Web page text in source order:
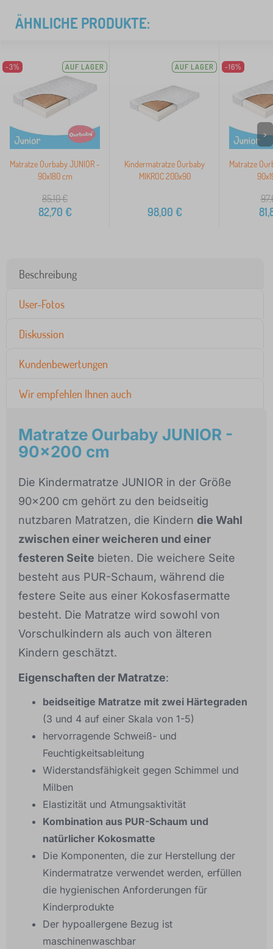
ÄHNLICHE PRODUKTE:
-3% AUF LAGER
Matratze Ourbaby JUNIOR -
90x180 cm
85,10€
82,70 €
AUF LAGER
Kindermatratze Ourbaby
MIKROC 200x90
98,00 €
-16%
Matratze
>
Beschreibung
User-Fotos
Diskussion
Kundenbewertungen
Wir empfehlen Ihnen auch
Matratze Ourbaby JUNIOR -
90x200 cm
Die Kindermatratze JUNIOR in der Größe
90x200 cm gehört zu den beidseitig
nutzbaren Matratzen, die Kindern die Wahl
zwischen einer weicheren und einer
festeren Seite bieten. Die weichere Seite
besteht aus PUR-Schaum, während die
festere Seite aus einer Kokosfasermatte
besteht. Die Matratze wird sowohl von
Vorschulkindern als auch von älteren
Kindern geschätzt.
Eigenschaften der Matratze:
beidseitige Matratze mit zwei Härtegraden
(3 und 4 auf einer Skala von 1-5)
hervorragende Schweiß- und
Feuchtigkeitsableitung
Widerstandsfähigkeit gegen Schimmel und
Milben
Elastizität und Atmungsaktivität
Kombination aus PUR-Schaum und
natürlicher Kokosmatte
Die Komponenten, die zur Herstellung der
Kindermatratze verwendet werden, erfüllen
die hygienischen Anforderungen für
Kinderprodukte
Der hypoallergene Bezug ist
maschinenwaschbar